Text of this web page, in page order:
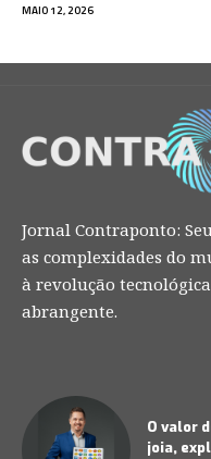
MAIO 12, 2026
Jornal Contraponto:
as complexidades do
à revolução
abrangente.
O valor
joia,